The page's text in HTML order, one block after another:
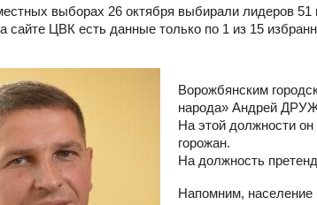
выборах 26 октября выбирали лидеров 51
сайте ЦВК есть данные только по 1 из 15
Ворожбянским
народа» Андрей
На этой должности
горожан.
На должность
Напомним,